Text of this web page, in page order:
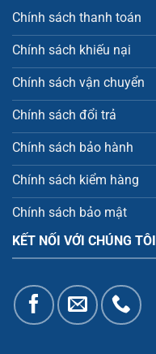
Chính sách thanh toán
Chính sách khiếu nại
Chính sách vận chuyển
Chính sách đổi trả
Chính sách bảo hành
Chính sách kiểm hàng
Chính sách bảo mật
KẾT NỐI VỚI CHÚNG TÔI